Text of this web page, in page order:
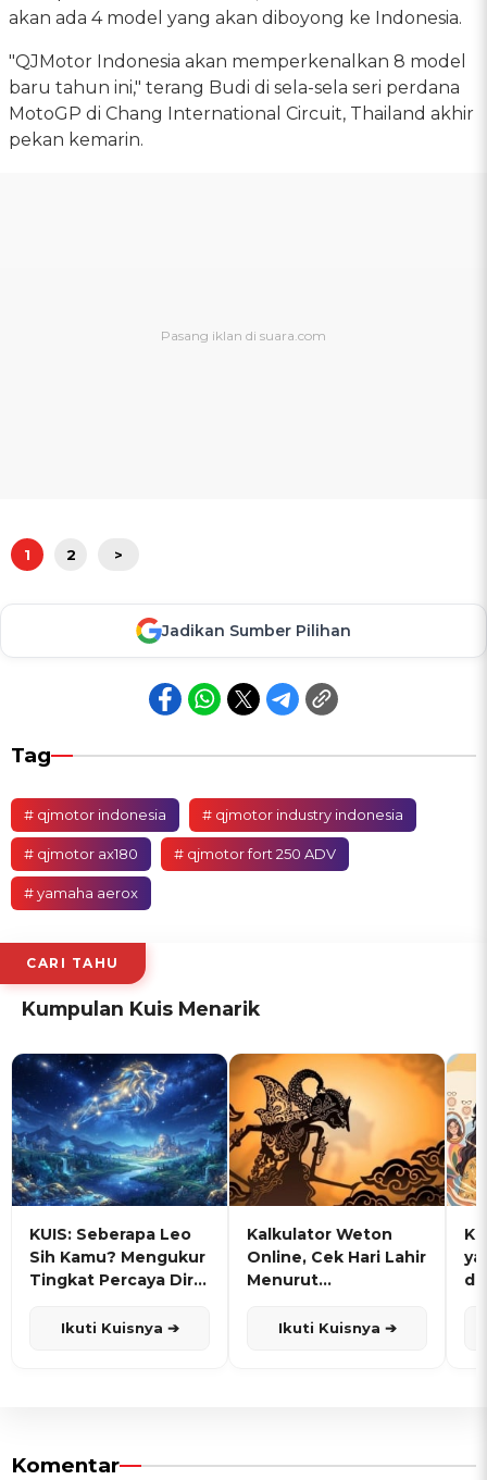
akan ada 4 model yang akan diboyong ke Indonesia.
"QJMotor Indonesia akan memperkenalkan 8 model
baru tahun ini," terang Budi di sela-sela seri perdana
MotoGP di Chang International Circuit, Thailand akhir
pekan kemarin.
1 2 >
Jadikan Sumber Pilihan
Tag
# qjmotor indonesia # qjmotor industry indonesia
# qjmotor ax180 # qjmotor fort 250 ADV
# yamaha aerox
CARI TAHU
Kumpulan Kuis Menarik
KUIS: Seberapa Leo
Sih Kamu? Mengukur
Tingkat Percaya Diri
Ikuti Kuisnya ➔
Kalkulator Weton
Online, Cek Hari Lahir
Menurut
Ikuti Kuisnya ➔
Komentar